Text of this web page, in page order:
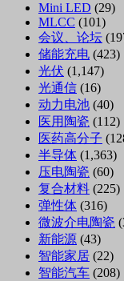
Mini LED (29)
MLCC (101)
会议、论坛
储能充电 (423)
光伏 (1,147)
光通信 (16)
动力电池 (40)
医用陶瓷 (112)
医药高分子
半导体 (1,363)
压电陶瓷 (60)
复合材料 (225)
弹性体 (316)
微波介电陶瓷
新能源 (43)
智能家居 (22)
智能汽车 (208)